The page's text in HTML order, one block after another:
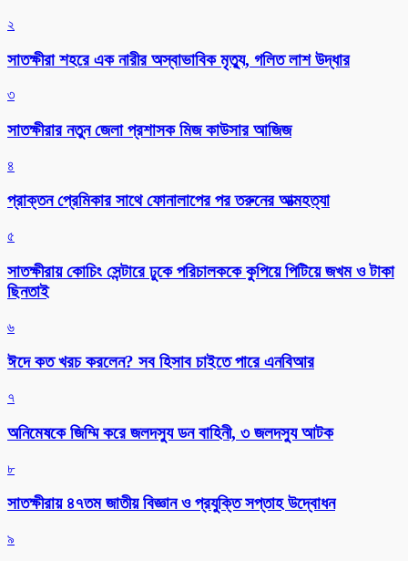
২
সাতক্ষীরা শহরে এক নারীর অস্বাভাবিক মৃত্যু, গলিত লাশ উদ্ধার
৩
সাতক্ষীরার নতুন জেলা প্রশাসক মিজ কাউসার আজিজ
৪
প্রাক্তন প্রেমিকার সাথে ফোনালাপের পর তরুনের আত্মহত্যা
৫
সাতক্ষীরায় কোচিং সেন্টারে ঢুকে পরিচালককে কুপিয়ে পিটিয়ে জখম ও টাকা
ছিনতাই
৬
ঈদে কত খরচ করলেন? সব হিসাব চাইতে পারে এনবিআর
৭
অনিমেষকে জিম্মি করে জলদস্যু ডন বাহিনী, ৩ জলদস্যু আটক
৮
সাতক্ষীরায় ৪৭তম জাতীয় বিজ্ঞান ও প্রযুক্তি সপ্তাহ উদ্বোধন
৯